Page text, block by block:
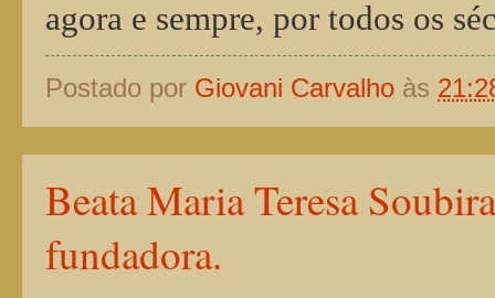
agora e sempre, por todos os
Postado por Giovani Carvalho às
Beata Maria Teresa
fundadora.